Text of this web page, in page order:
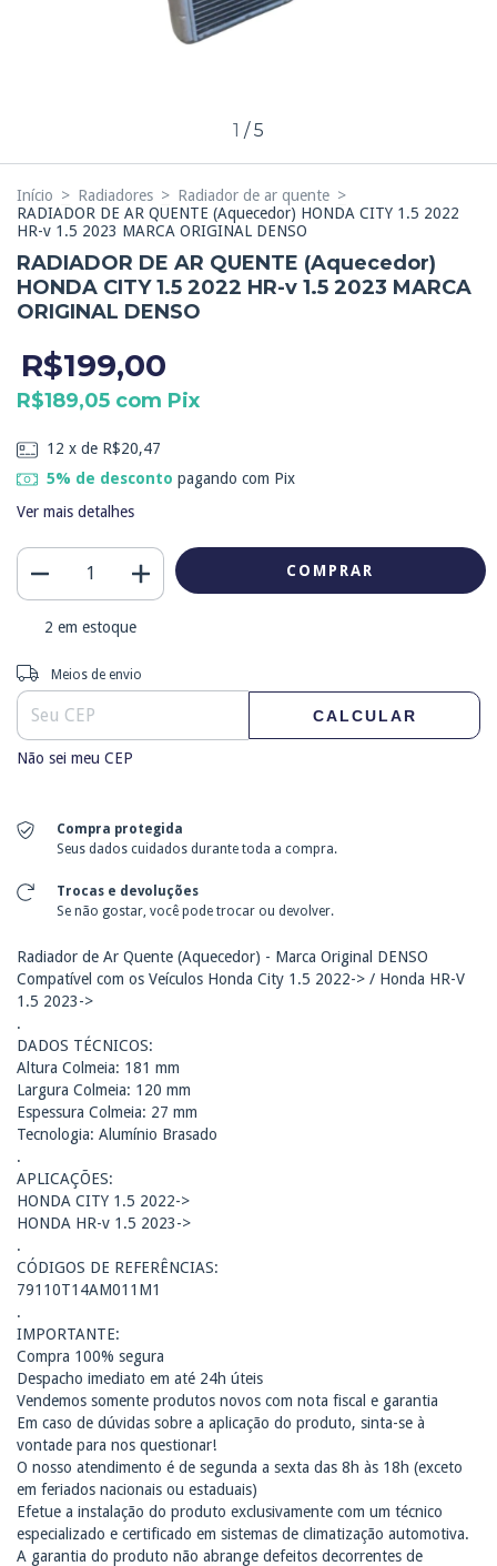
1 /5
Início > Radiadores > Radiador de ar quente >
RADIADOR DE AR QUENTE (Aquecedor) HONDA CITY 1.5 2022
HR-v 1.5 2023 MARCA ORIGINAL DENSO
RADIADOR DE AR QUENTE (Aquecedor)
HONDA CITY 1.5 2022 HR-v 1.5 2023 MARCA
ORIGINAL DENSO
R$199,00
R$189,05 com Pix
12 x de R$20,47
5% de desconto pagando com Pix
Ver mais detalhes
2 em estoque
Entregas para o CEP:
Meios de envio
CALCULAR
Não sei meu CEP
Compra protegida
Seus dados cuidados durante toda a compra.
Trocas e devoluções
Se não gostar, você pode trocar ou devolver.
Radiador de Ar Quente (Aquecedor) - Marca Original DENSO
Compatível com os Veículos Honda City 1.5 2022-> / Honda HR-V
1.5 2023->
.
DADOS TÉCNICOS:
Altura Colmeia: 181 mm
Largura Colmeia: 120 mm
Espessura Colmeia: 27 mm
Tecnologia: Alumínio Brasado
.
APLICAÇÕES:
HONDA CITY 1.5 2022->
HONDA HR-v 1.5 2023->
.
CÓDIGOS DE REFERÊNCIAS:
79110T14AM011M1
.
IMPORTANTE:
Compra 100% segura
Despacho imediato em até 24h úteis
Vendemos somente produtos novos com nota fiscal e garantia
Em caso de dúvidas sobre a aplicação do produto, sinta-se à
vontade para nos questionar!
O nosso atendimento é de segunda a sexta das 8h às 18h (exceto
em feriados nacionais ou estaduais)
Efetue a instalação do produto exclusivamente com um técnico
especializado e certificado em sistemas de climatização automotiva.
A garantia do produto não abrange defeitos decorrentes de